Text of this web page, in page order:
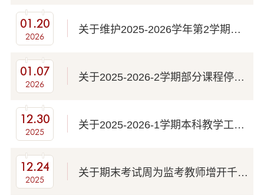
01.20
2026
关于维护2025-2026学年第2学期教学日历的通知
01.07
2026
关于2025-2026-2学期部分课程停开通知
12.30
2025
关于2025-2026-1学期本科教学工作量结果公示的通知
12.24
2025
关于期末考试周为监考教师增开千佛山校区至兴隆山校区区间交通车的通知